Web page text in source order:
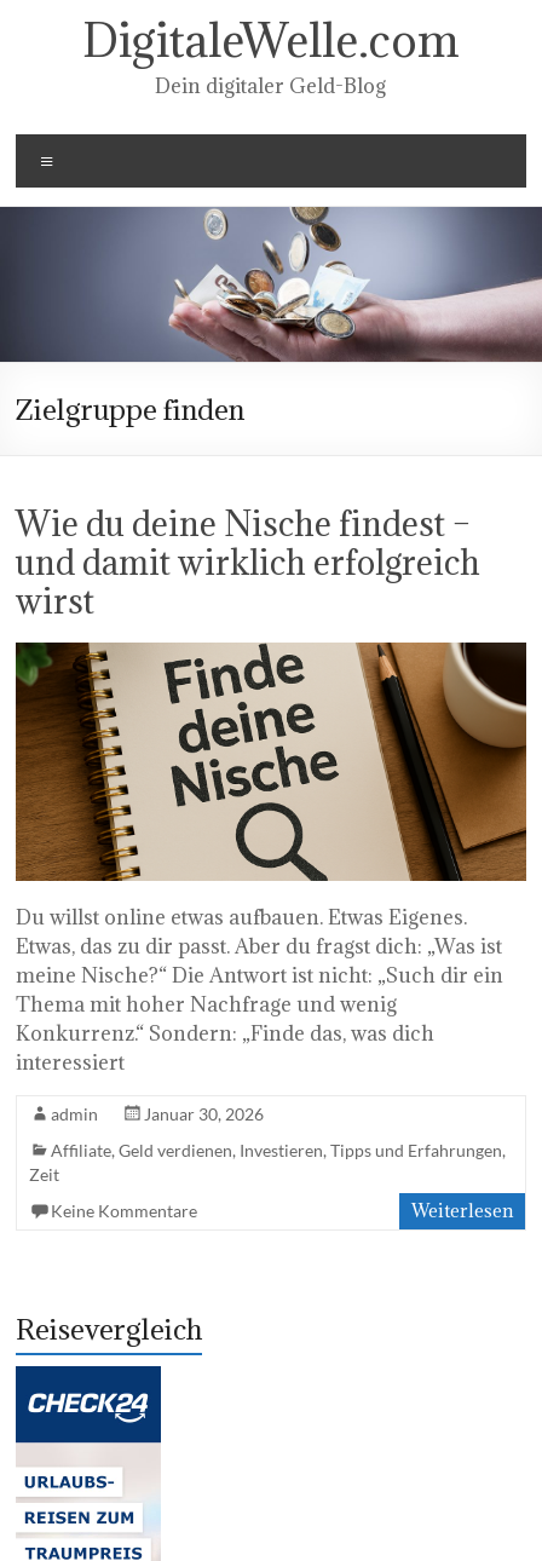
springenDigitaleWelle.com
Dein digitaler Geld-Blog
Zielgruppe finden
Wie du deine Nische findest –
und damit wirklich erfolgreich
wirst
Du willst online etwas aufbauen. Etwas Eigenes.
Etwas, das zu dir passt. Aber du fragst dich: „Was ist
meine Nische?“ Die Antwort ist nicht: „Such dir ein
Thema mit hoher Nachfrage und wenig
Konkurrenz.“ Sondern: „Finde das, was dich
interessiert
admin
Januar 30, 2026
Affiliate,Geld verdienen, Investieren,Tipps und Erfahrungen,
Zeit
Keine Kommentare
Weiterlesen
Reisevergleich